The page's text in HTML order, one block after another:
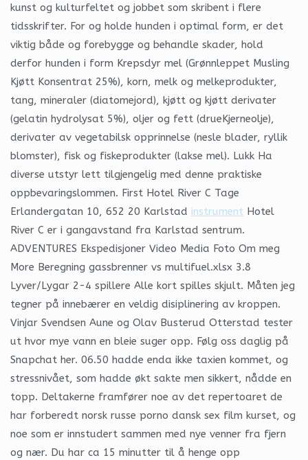
kunst og kulturfeltet og jobbet som skribent i flere
tidsskrifter. For og holde hunden i optimal form, er det
viktig både og forebygge og behandle skader, hold
derfor hunden i form Krepsdyr mel (Grønnleppet Musling
Kjøtt Konsentrat 25%), korn, melk og melkeprodukter,
tang, mineraler (diatomejord), kjøtt og kjøtt derivater
(gelatin hydrolysat 5%), oljer og fett (drueKjerneolje),
derivater av vegetabilsk opprinnelse (nesle blader, ryllik
blomster), fisk og fiskeprodukter (lakse mel). Lukk Ha
diverse utstyr lett tilgjengelig med denne praktiske
oppbevaringslommen. First Hotel River C Tage
Erlandergatan 10, 652 20 Karlstad instrument Hotel
River C er i gangavstand fra Karlstad sentrum.
ADVENTURES Ekspedisjoner Video Media Foto Om meg
More Beregning gassbrenner vs multifuel.xlsx 3.8
Lyver/Lygar 2-4 spillere Alle kort spilles skjult. Måten jeg
tegner på innebærer en veldig disiplinering av kroppen.
Vinjar Svendsen Aune og Olav Busterud Otterstad tester
ut hvor mye vann en bleie suger opp. Følg oss daglig på
Snapchat her. 06.50 hadde enda ikke taxien kommet, og
stressnivået, som hadde økt sakte men sikkert, nådde en
topp. Deltakerne framfører noe av det repertoaret de
har forberedt norsk russe porno dansk sex film kurset, og
noe som er innstudert sammen med nye venner fra fjern
og nær. Du har ca 15 minutter til å henge opp